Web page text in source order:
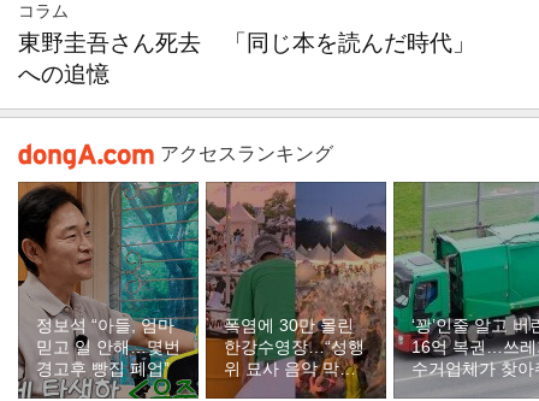
コラム
東野圭吾さん死去 「同じ本を読んだ時代」
への追憶
アクセスランキング
정보석 “아들, 엄마
믿고 일 안해…몇번
경고후 빵집 폐업”
폭염에 30만 몰린
한강수영장…“성행
위 묘사 음악 막아
달라”
‘꽝’인줄 알고 버
16억 복권…쓰레
수거업체가 찾아